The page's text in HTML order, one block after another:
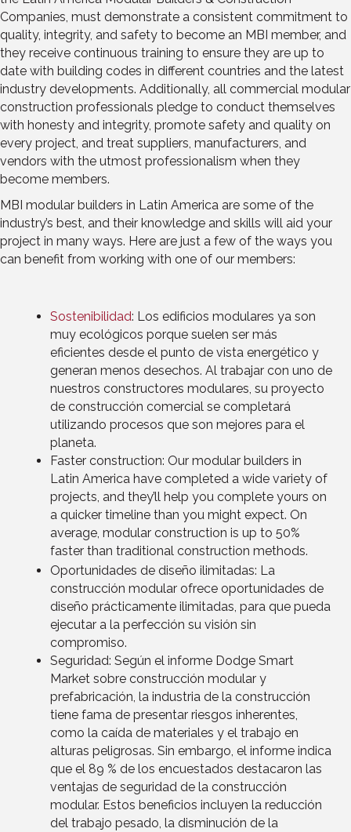
Companies, must demonstrate a consistent commitment to
quality, integrity, and safety to become an MBI member, and
they receive continuous training to ensure they are up to
date with building codes in different countries and the latest
industry developments. Additionally, all commercial modular
construction professionals pledge to conduct themselves
with honesty and integrity, promote safety and quality on
every project, and treat suppliers, manufacturers, and
vendors with the utmost professionalism when they
become members.
MBI modular builders in Latin America are some of the
industry’s best, and their knowledge and skills will aid your
project in many ways. Here are just a few of the ways you
can benefit from working with one of our members:
Sostenibilidad: Los edificios modulares ya son
muy ecológicos porque suelen ser más
eficientes desde el punto de vista energético y
generan menos desechos. Al trabajar con uno de
nuestros constructores modulares, su proyecto
de construcción comercial se completará
utilizando procesos que son mejores para el
planeta.
Faster construction: Our modular builders in
Latin America have completed a wide variety of
projects, and they’ll help you complete yours on
a quicker timeline than you might expect. On
average, modular construction is up to 50%
faster than traditional construction methods.
Oportunidades de diseño ilimitadas: La
construcción modular ofrece oportunidades de
diseño prácticamente ilimitadas, para que pueda
ejecutar a la perfección su visión sin
compromiso.
Seguridad: Según el informe Dodge Smart
Market sobre construcción modular y
prefabricación, la industria de la construcción
tiene fama de presentar riesgos inherentes,
como la caída de materiales y el trabajo en
alturas peligrosas. Sin embargo, el informe indica
que el 89 % de los encuestados destacaron las
ventajas de seguridad de la construcción
modular. Estos beneficios incluyen la reducción
del trabajo pesado, la disminución de la